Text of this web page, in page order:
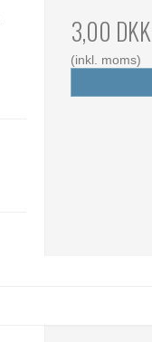
3,00 DKK
(inkl. moms)